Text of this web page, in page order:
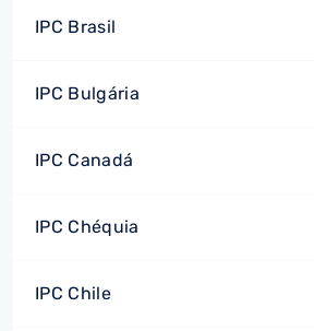
IPC Brasil
IPC Bulgária
IPC Canadá
IPC Chéquia
IPC Chile